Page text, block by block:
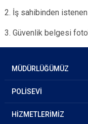
2. İş sahibinden
3. Güvenlik belgesi
MÜDÜRLÜĞÜMÜZ
POLİSEVİ
HİZMETLERİMİZ